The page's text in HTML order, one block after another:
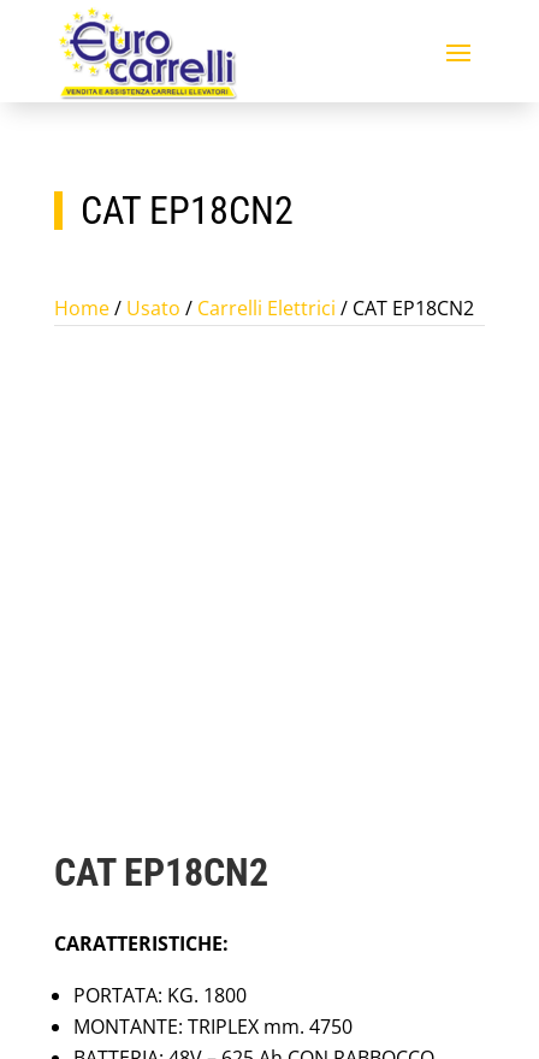
CAT EP18CN2
Home/ Usato / Carrelli Elettrici / CAT EP18CN2
CAT EP18CN2
CARATTERISTICHE:
PORTATA: KG. 1800
MONTANTE: TRIPLEX mm. 4750